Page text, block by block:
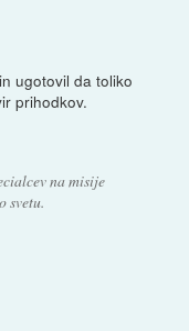
ugotovil da toliko
prihodkov.
na misije
svetu.